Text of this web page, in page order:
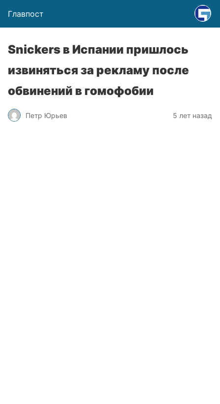
Главпост
Snickers в Испании пришлось
извиняться за рекламу после
обвинений в гомофобии
Петр Юрьев 5 лет назад